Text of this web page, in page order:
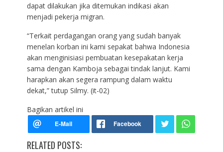
dapat dilakukan jika ditemukan indikasi akan
menjadi pekerja migran.
“Terkait perdagangan orang yang sudah banyak
menelan korban ini kami sepakat bahwa Indonesia
akan menginisiasi pembuatan kesepakatan kerja
sama dengan Kamboja sebagai tindak lanjut. Kami
harapkan akan segera rampung dalam waktu
dekat,” tutup Silmy. (it-02)
Bagikan artikel ini
RELATED POSTS: